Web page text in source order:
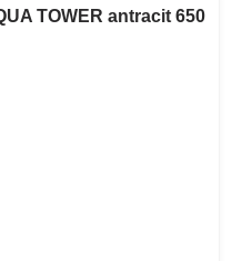
TOWER antracit 650